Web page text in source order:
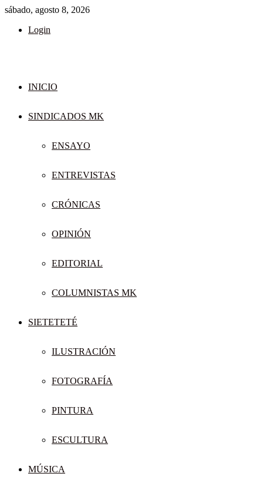
sábado, agosto 8, 2026
Login
INICIO
SINDICADOS MK
ENSAYO
ENTREVISTAS
CRÓNICAS
OPINIÓN
EDITORIAL
COLUMNISTAS MK
SIETETETÉ
ILUSTRACIÓN
FOTOGRAFÍA
PINTURA
ESCULTURA
MÚSICA